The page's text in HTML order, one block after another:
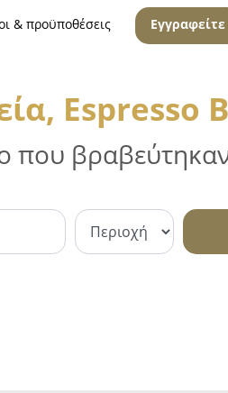
& προϋποθέσεις Εγγραφείτε
Espresso
που